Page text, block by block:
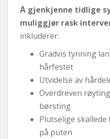
Å gjenkjenne tidlige
muliggjør rask
inkluderer:
Gradvis tynning
hårfestet
Utvidelse av
Overdreven
børsting
Plutselige
på puten